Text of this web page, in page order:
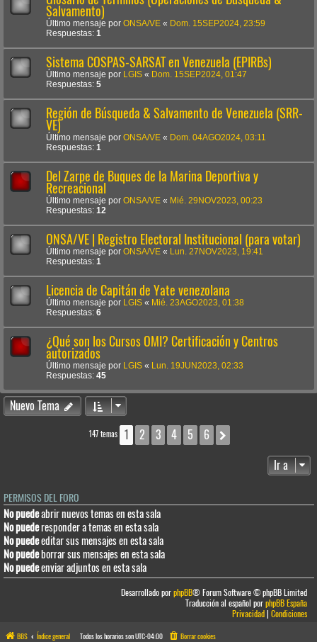
Salvamento)
Último mensaje por ONSA/VE « Dom. 15SEP2024, 23:59
Respuestas: 1
Sistema COSPAS-SARSAT en Venezuela (EPIRBs)
Último mensaje por LGIS « Dom. 15SEP2024, 01:47
Respuestas: 5
Región de Búsqueda & Salvamento de Venezuela (SRR-
VE)
Último mensaje por ONSA/VE « Dom. 04AGO2024, 03:11
Respuestas: 1
Del Zarpe de Buques de la Marina Deportiva y
Recreacional
Último mensaje por ONSA/VE « Mié. 29NOV2023, 00:23
Respuestas: 12
ONSA/VE | Registro Electoral Institucional (para votar)
Último mensaje por ONSA/VE «
Lun. 27NOV2023, 19:41
Respuestas: 1
Licencia de Capitán de Yate venezolana
Último mensaje por LGIS « Mié. 23AGO2023, 01:38
Respuestas: 6
¿Qué son los Cursos OMI? Certificación y Centros
autorizados
Último mensaje por LGIS «
Lun. 19JUN2023, 02:33
Respuestas: 45
Nuevo Tema
147 temas 1 2 3 4 5 6
Ir a
PERMISOS DEL FORO
No puedeabrir nuevos temas en esta sala
No puederesponder a temas en esta sala
No puedeeditar sus mensajes en esta sala
No puedeborrar sus mensajes en esta sala
No puedeenviar adjuntos en esta sala
Desarrollado porphpBB® Forum Software © phpBB Limited
Traducción al español porphpBB España
Privacidad|Condiciones
BBS Índice general Todos los horarios sonUTC-04:00 Borrar cookies